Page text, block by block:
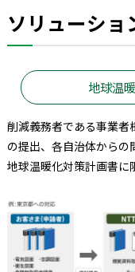
ソリューショ
地球温
削減義務者である事業者
の提出、各自治体からの
地球温暖化対策計画書に